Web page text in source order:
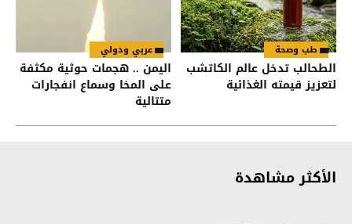
طب وصحة
الطحالب تدخل عالم الكاتشب
لتعزيز قيمته الغذائية
عربي ودولي
اليمن .. هجمات حوثية مكثفة
على المخا وسماع انفجارات
متتالية
الأكثر مشاهدة